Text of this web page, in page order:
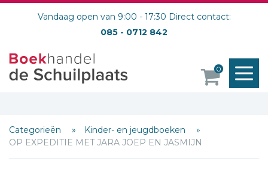
Vandaag open van 9:00 - 17:30 Direct contact:
085 - 0712 842
0
Categorieën
Kinder- en jeugdboeken
OP EXPEDITIE MET JARA JOEP EN JASMIJN